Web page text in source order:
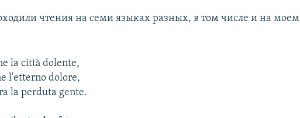
чтения на семи языках разных, в том числе и на моем
la città dolente,
l'etterno dolore,
la perduta gente.